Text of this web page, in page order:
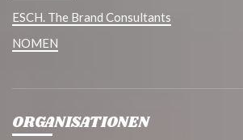
ESCH. The Brand Consultants
NOMEN
ORGANISATIONEN